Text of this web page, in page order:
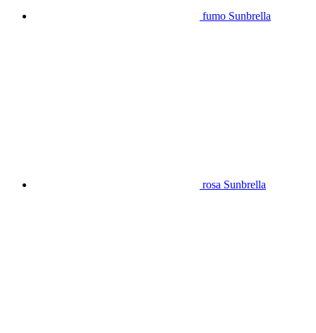
fumo Sunbrella
rosa Sunbrella